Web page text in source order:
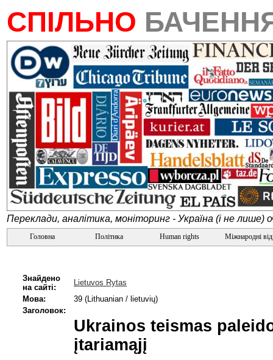
СПІЛЬНО
Переклади, аналітика, моніторинг - Україна (і не лише)
Головна Політика Human rights Міжнародні
Знайдено
на сайті:
Lietuvos Rytas
Мова:
39 (Lithuanian / lietuvių)
Заголовок:
Ukrainos teismas
įtariamąjį